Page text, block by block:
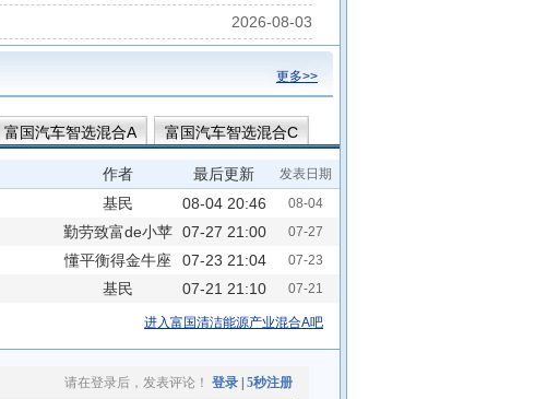
2026-08-03
更多>>
富国汽车智选混合A
富国汽车智选混合C
作者 最后更新 发表日期
基民
900NV39572
08-04 20:46 08-04
勤劳致富de小苹
果
07-27 21:00 07-27
懂平衡得金牛座 07-23 21:04 07-23
基民
6v778X3833
07-21 21:10 07-21
进入富国清洁能源产业混合A吧